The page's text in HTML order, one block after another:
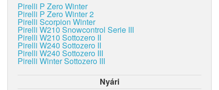
Pirelli P Zero Winter
Pirelli P Zero Winter 2
Pirelli Scorpion Winter
Pirelli W210 Snowcontrol Serie III
Pirelli W210 Sottozero II
Pirelli W240 Sottozero II
Pirelli W240 Sottozero III
Pirelli Winter Sottozero III
Nyári